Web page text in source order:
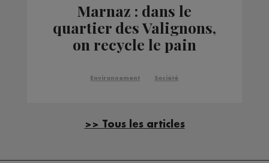
Marnaz : dans le
quartier des Valignons,
on recycle le pain
Environnement Société
>> Tous les articles